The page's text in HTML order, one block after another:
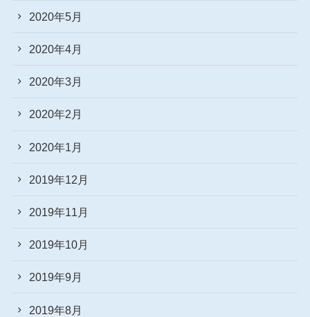
2020年5月
2020年4月
2020年3月
2020年2月
2020年1月
2019年12月
2019年11月
2019年10月
2019年9月
2019年8月